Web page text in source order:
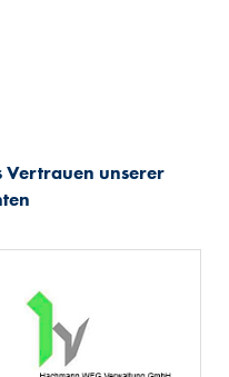
Vertrauen unserer